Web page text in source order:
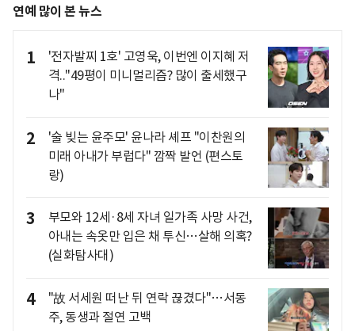
연예 많이 본 뉴스
1
'전자발찌 1호' 고영욱, 이번엔 이지혜 저
격.."49평이 미니멀리즘? 많이 출세했구
나"
2
'술 빚는 윤주모' 윤나라 셰프 "이찬원의
미래 아내가 부럽다" 깜짝 발언 (편스토
랑)
3
부모와 12세·8세 자녀 일가족 사망 사건,
아내는 속옷만 입은 채 투신…살해 의혹?
(실화탐사대)
4
"故 서세원 떠난 뒤 연락 끊겼다"…서동
주, 동생과 절연 고백